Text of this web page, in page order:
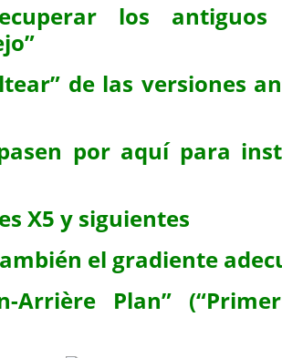
los antiguos
de las versiones
por aquí para
X5 y siguientes
el gradiente
Arrière Plan”